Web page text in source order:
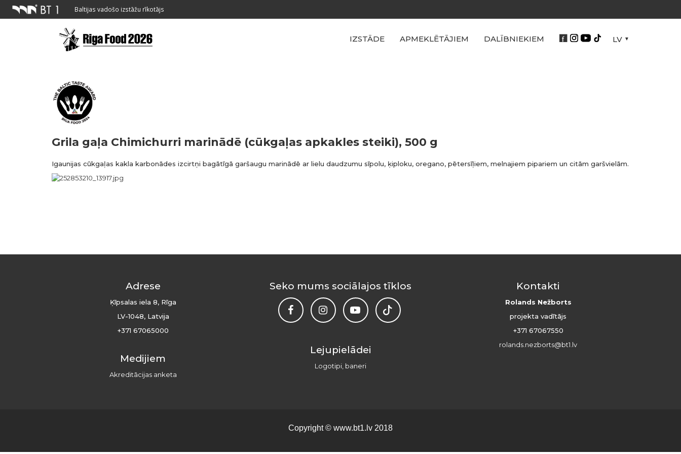
Baltijas vadošo izstāžu rīkotājs
IZSTĀDE APMEKLĒTĀJIEM DALĪBNIEKIEM LV
Grila gaļa Chimichurri marinādē (cūkgaļas apkakles steiki), 500 g
Igaunijas cūkgaļas kakla karbonādes izcirtņi bagātīgā garšaugu marinādē ar lielu daudzumu sīpolu, ķiploku, oregano, pētersīļiem, melnajiem pipariem un citām garšvielām.
Adrese
Ķīpsalas iela 8, Rīga
LV-1048, Latvija
+371 67065000
Medijiem
Akreditācijas anketa
Seko mums sociālajos tīklos
Lejupielādei
Logotipi, baneri
Kontakti
Rolands Nežborts
projekta vadītājs
+371 67067550
rolands.nezborts@bt1.lv
Copyright © www.bt1.lv 2018